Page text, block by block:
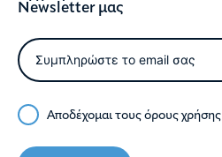
Newsletter μας
Αποδέχομαι τους όρους χρήσης